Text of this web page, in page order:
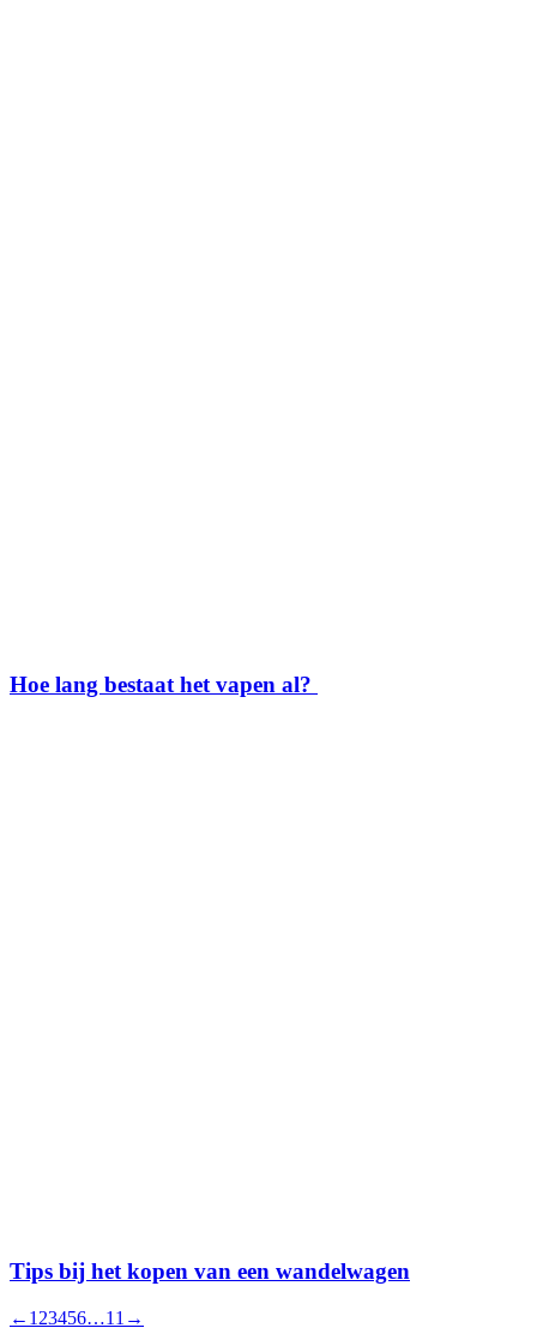
Hoe lang bestaat het vapen al?
Tips bij het kopen van een wandelwagen
← 1 23456…11 →